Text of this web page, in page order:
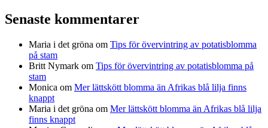
Senaste kommentarer
Maria i det gröna om Tips för övervintring av potatisblomma
på stam
Britt Nymark om Tips för övervintring av potatisblomma på
stam
Monica om Mer lättskött blomma än Afrikas blå lilja finns
knappt
Maria i det gröna om Mer lättskött blomma än Afrikas blå lilja
finns knappt